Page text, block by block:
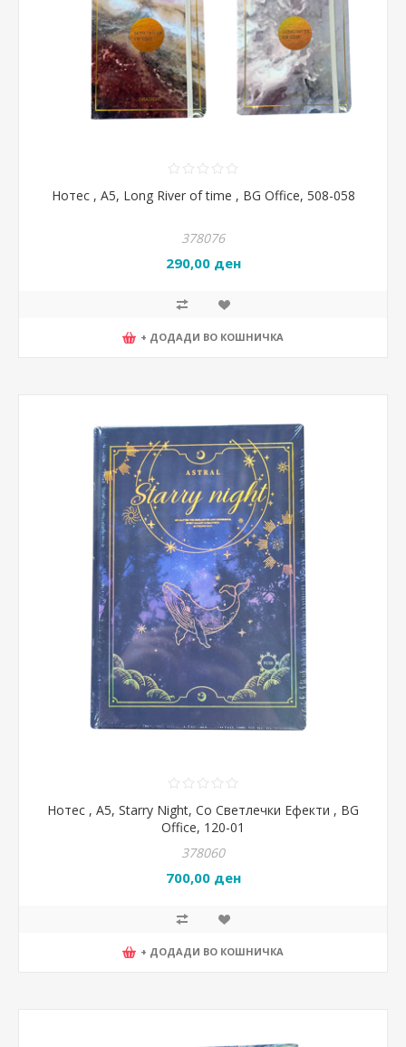
Нотес , А5, Long River of time , BG Office, 508-058
378076
290,00 ден
+ ДОДАДИ ВО КОШНИЧКА
Нотес , А5, Starry Night, Со Светлечки Ефекти , BG
Office, 120-01
378060
700,00 ден
+ ДОДАДИ ВО КОШНИЧКА